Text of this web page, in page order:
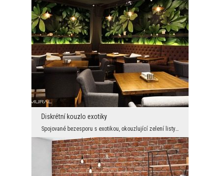
Diskrétní kouzlo exotiky
Spojované bezesporu s exotikou, okouzlující zelení listy – dokážete si představit zajímavější nás...